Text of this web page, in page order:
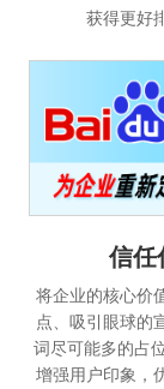
获得更好
信任
将企业的核心价
点、吸引眼球的
词尽可能多的占
增强用户印象，